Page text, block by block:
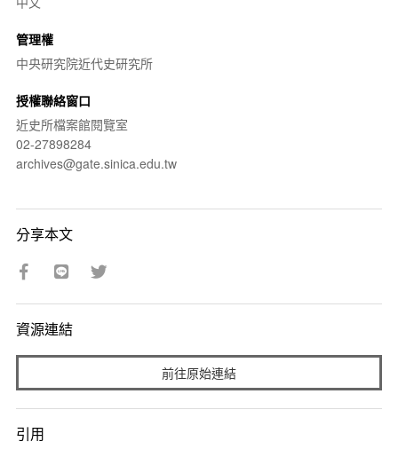
管理權
中央研究院近代史研究所
授權聯絡窗口
近史所檔案館閱覽室
02-27898284
archives@gate.sinica.edu.tw
分享本文
資源連結
前往原始連結
引用